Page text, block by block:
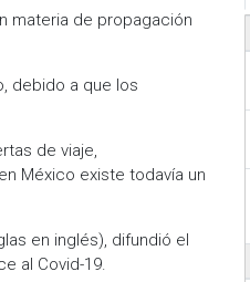
materia de propagación
debido a que los
de viaje,
México existe todavía un
en inglés), difundió el
al Covid-19.